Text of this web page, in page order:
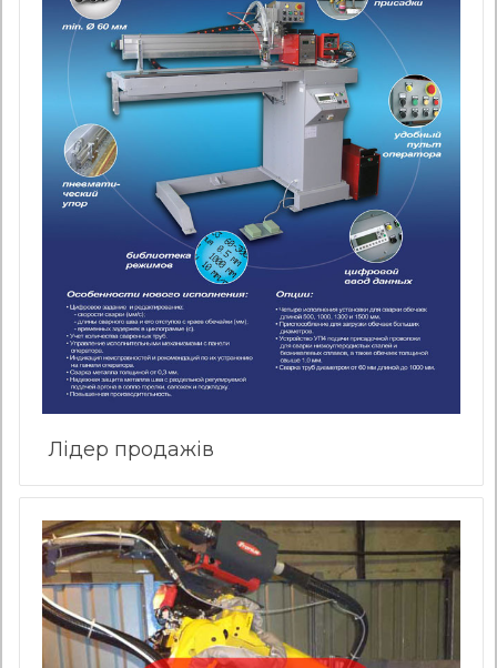
Лідер продажів